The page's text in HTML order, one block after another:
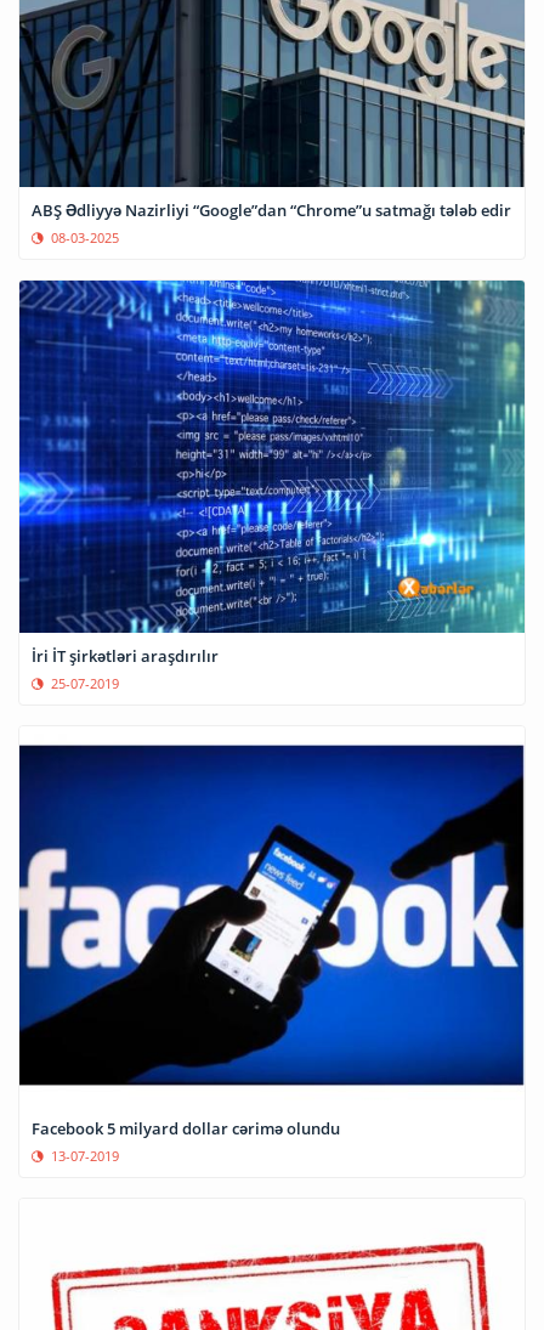
ABŞ Ədliyyə Nazirliyi “Google”dan “Chrome”u satmağı tələb edir
08-03-2025
İri İT şirkətləri araşdırılır
25-07-2019
Facebook 5 milyard dollar cərimə olundu
13-07-2019